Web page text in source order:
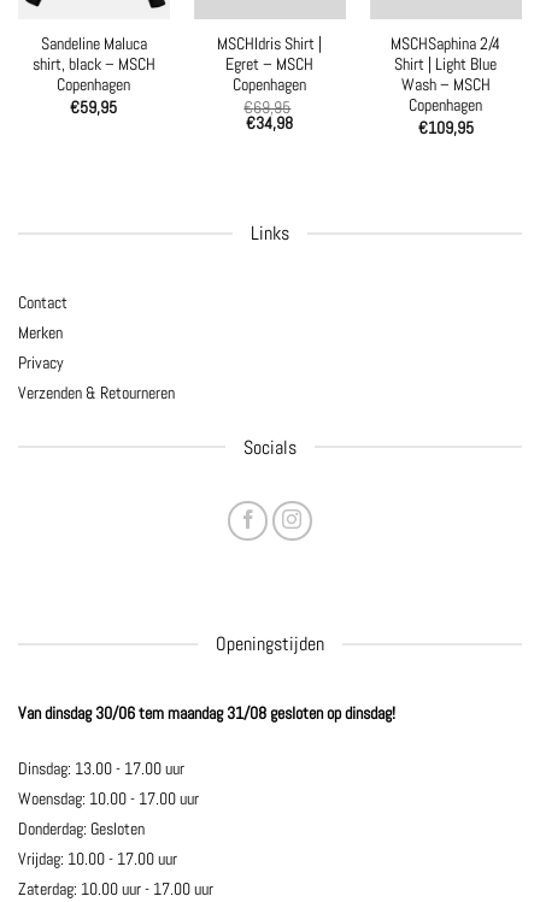
Sandeline Maluca
shirt, black – MSCH
Copenhagen
€59,95
MSCHIdris Shirt |
Egret – MSCH
Copenhagen
€69,95
€34,98
MSCHSaphina 2/4
Shirt | Light Blue
Wash – MSCH
Copenhagen
€109,95
Links
Contact
Merken
Privacy
Verzenden & Retourneren
Socials
Openingstijden
Van dinsdag 30/06 tem maandag 31/08 gesloten op dinsdag!
Dinsdag: 13.00 - 17.00 uur
Woensdag: 10.00 - 17.00 uur
Donderdag: Gesloten
Vrijdag: 10.00 - 17.00 uur
Zaterdag: 10.00 uur - 17.00 uur